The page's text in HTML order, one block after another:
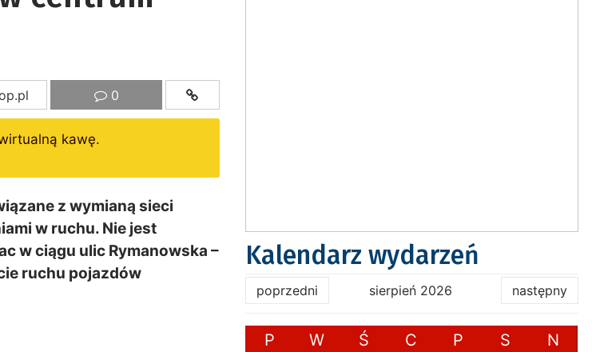
0
kawę.
z wymianą sieci
w ruchu. Nie jest
w ciągu ulic Rymanowska –
ruchu pojazdów
Kalendarz wydarzeń
poprzedni sierpień 2026 następny
P W Ś C P S N